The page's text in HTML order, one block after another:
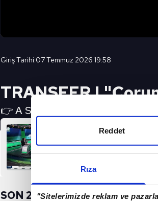
Rıza
"Sitelerimizde reklam ve
Reddet
Giriş Tarihi:07 Temmuz 2026 19:58
TRANSFER |
👉 A SPOR YouTube Canlı Yayın
SON 24 SAAT